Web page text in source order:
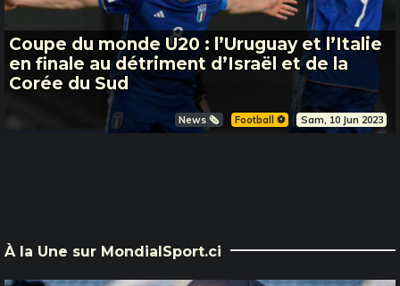
Coupe du monde U20 : l’Uruguay et l’Italie
en finale au détriment d’Israël et de la
Corée du Sud
News 🗞️ Football ⚽️ Sam, 10 Jun 2023
À la Une sur MondialSport.ci